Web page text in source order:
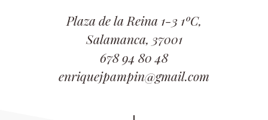
Plaza de la Reina 1-3 1ºC,
Salamanca, 37001
678 94 80 48
enriquejpampin@gmail.com